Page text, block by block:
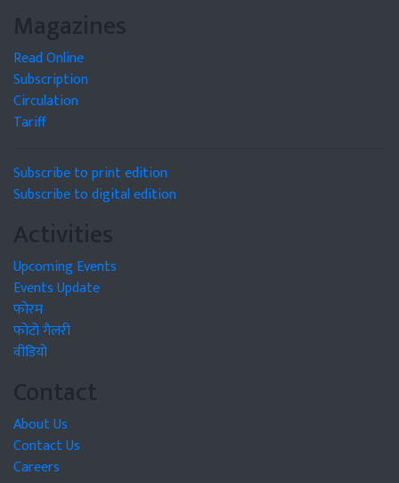
Magazines
Read Online
Subscription
Circulation
Tariff
Subscribe to print edition
Subscribe to digital edition
Activities
Upcoming Events
Events Update
फोरम
फोटो गैलरी
वीडियो
Contact
About Us
Contact Us
Careers